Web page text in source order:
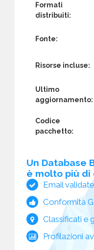
Formati
distribuiti:
Fonte:
Risorse incluse:
Ultimo
aggiornamento:
Codice
pacchetto:
Un Database
è molto più di
Email validate
Conformità
Classificati e
Profilazioni